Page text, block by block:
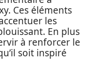
Ces éléments
les
En plus
à renforcer le
soit inspiré